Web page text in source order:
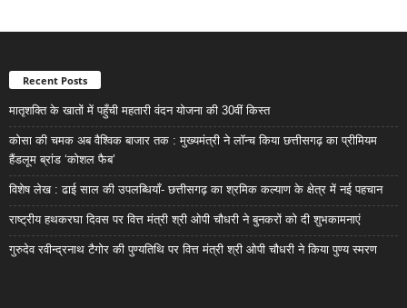
Recent Posts
मातृशक्ति के खातों में पहुँची महतारी वंदन योजना की 30वीं किस्त
कोसा की चमक अब वैश्विक बाजार तक : मुख्यमंत्री ने लॉन्च किया छत्तीसगढ़ का प्रीमियम
हैंडलूम ब्रांड ‘कोशल फैब’
विशेष लेख : ढाई साल की उपलब्धियाँ- छत्तीसगढ़ का श्रमिक कल्याण के क्षेत्र में नई पहचान
राष्ट्रीय हथकरघा दिवस पर वित्त मंत्री श्री ओपी चौधरी ने बुनकरों को दी शुभकामनाएं
गुरुदेव रवीन्द्रनाथ टैगोर की पुण्यतिथि पर वित्त मंत्री श्री ओपी चौधरी ने किया पुण्य स्मरण